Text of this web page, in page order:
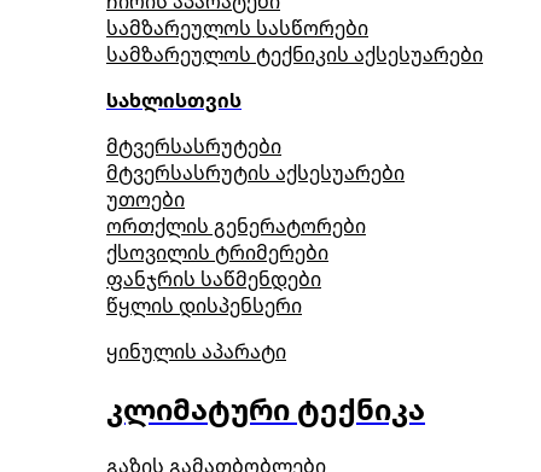
სამზარეულოს სასწორები
სამზარეულოს ტექნიკის აქსესუარები
სახლისთვის
მტვერსასრუტები
მტვერსასრუტის აქსესუარები
უთოები
ორთქლის გენერატორები
ქსოვილის ტრიმერები
ფანჯრის საწმენდები
წყლის დისპენსერი
ყინულის აპარატი
კლიმატური ტექნიკა
გაზის გამათბობლები